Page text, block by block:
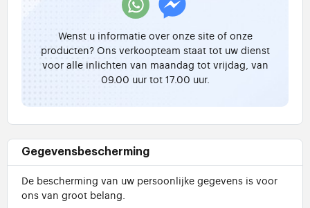
Wenst u informatie over onze site of onze
producten? Ons verkoopteam staat tot uw dienst
voor alle inlichten van maandag tot vrijdag, van
09.00 uur tot 17.00 uur.
Gegevensbescherming
De bescherming van uw persoonlijke gegevens is voor
ons van groot belang.